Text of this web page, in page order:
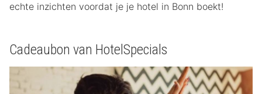
echte inzichten voordat je je hotel in Bonn boekt!
Cadeaubon van HotelSpecials